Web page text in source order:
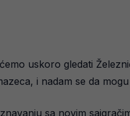
uskoro gledati
i nadam se da
sa novim